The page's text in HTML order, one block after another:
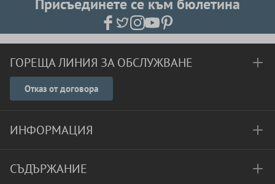
Присъединете се към бюлетина
ГОРЕЩА ЛИНИЯ ЗА ОБСЛУЖВАНЕ
Отказ от договора
ИНФОРМАЦИЯ
СЪДЪРЖАНИЕ